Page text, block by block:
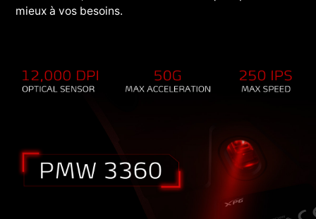
mieux à vos besoins.